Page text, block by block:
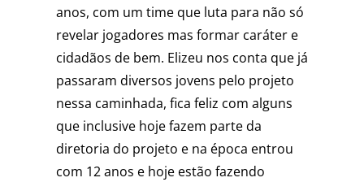
anos, com um time que luta para não só
revelar jogadores mas formar caráter e
cidadãos de bem. Elizeu nos conta que já
passaram diversos jovens pelo projeto
nessa caminhada, fica feliz com alguns
que inclusive hoje fazem parte da
diretoria do projeto e na época entrou
com 12 anos e hoje estão fazendo